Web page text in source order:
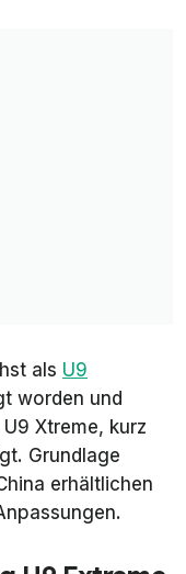
als U9
worden und
Xtreme, kurz
Grundlage
erhältlichen